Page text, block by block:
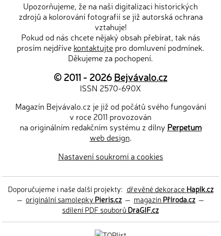
Upozorňujeme, že na naši digitalizaci historických
zdrojů a kolorování fotografií se již autorská ochrana
vztahuje!
Pokud od nás chcete nějaký obsah přebírat, tak nás
prosím nejdříve kontaktujte pro domluvení podmínek.
Děkujeme za pochopení.
© 2011 - 2026Bejvávalo.cz
ISSN 2570-690X
Magazín Bejvávalo.cz je již od počátů svého fungování
v roce 2011 provozován
na originálním redakčním systému z dílny Perpetum
web design.
Nastavení soukromí a cookies
Doporučujeme i naše další projekty: dřevěné dekorace Hapík.cz
— originální samolepkyPieris.cz — magazínPříroda.cz —
sdílení PDF souborůDraGIF.cz